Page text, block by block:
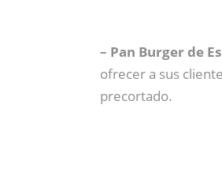
– Pan Burger de
ofrecer a sus
precortado.